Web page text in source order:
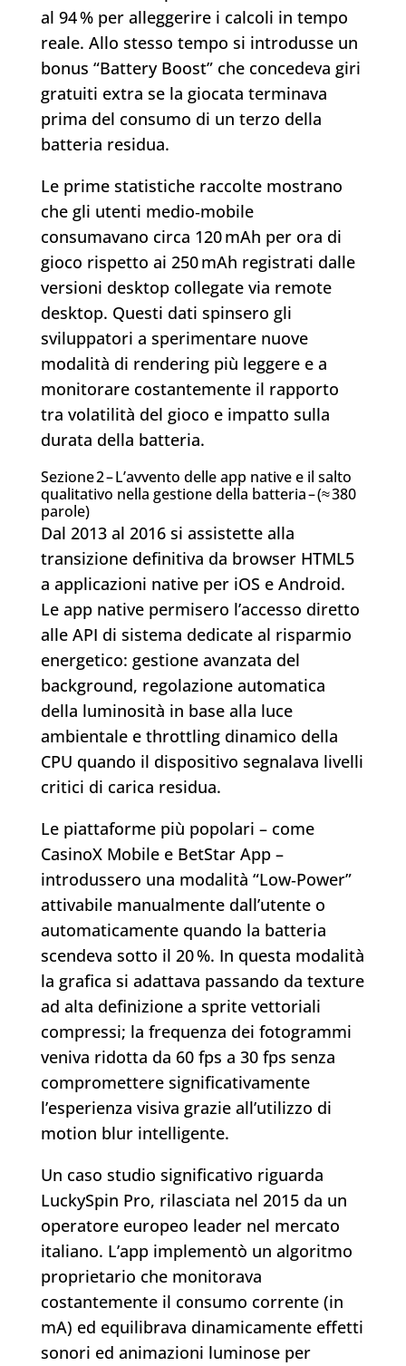
al 94 % per alleggerire i calcoli in tempo
reale. Allo stesso tempo si introdusse un
bonus “Battery Boost” che concedeva giri
gratuiti extra se la giocata terminava
prima del consumo di un terzo della
batteria residua.
Le prime statistiche raccolte mostrano
che gli utenti medio‑mobile
consumavano circa 120 mAh per ora di
gioco rispetto ai 250 mAh registrati dalle
versioni desktop collegate via remote
desktop. Questi dati spinsero gli
sviluppatori a sperimentare nuove
modalità di rendering più leggere e a
monitorare costantemente il rapporto
tra volatilità del gioco e impatto sulla
durata della batteria.
Sezione 2 – L’avvento delle app native e il salto
qualitativo nella gestione della batteria – (≈ 380
parole)
Dal 2013 al 2016 si assistette alla
transizione definitiva da browser HTML5
a applicazioni native per iOS e Android.
Le app native permisero l’accesso diretto
alle API di sistema dedicate al risparmio
energetico: gestione avanzata del
background, regolazione automatica
della luminosità in base alla luce
ambientale e throttling dinamico della
CPU quando il dispositivo segnalava livelli
critici di carica residua.
Le piattaforme più popolari – come
CasinoX Mobile e BetStar App –
introdussero una modalità “Low‑Power”
attivabile manualmente dall’utente o
automaticamente quando la batteria
scendeva sotto il 20 %. In questa modalità
la grafica si adattava passando da texture
ad alta definizione a sprite vettoriali
compressi; la frequenza dei fotogrammi
veniva ridotta da 60 fps a 30 fps senza
compromettere significativamente
l’esperienza visiva grazie all’utilizzo di
motion blur intelligente.
Un caso studio significativo riguarda
LuckySpin Pro, rilasciata nel 2015 da un
operatore europeo leader nel mercato
italiano. L’app implementò un algoritmo
proprietario che monitorava
costantemente il consumo corrente (in
mA) ed equilibrava dinamicamente effetti
sonori ed animazioni luminose per